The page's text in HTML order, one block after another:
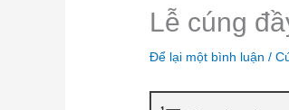
Lễ cúng
Để lại một bình luận /